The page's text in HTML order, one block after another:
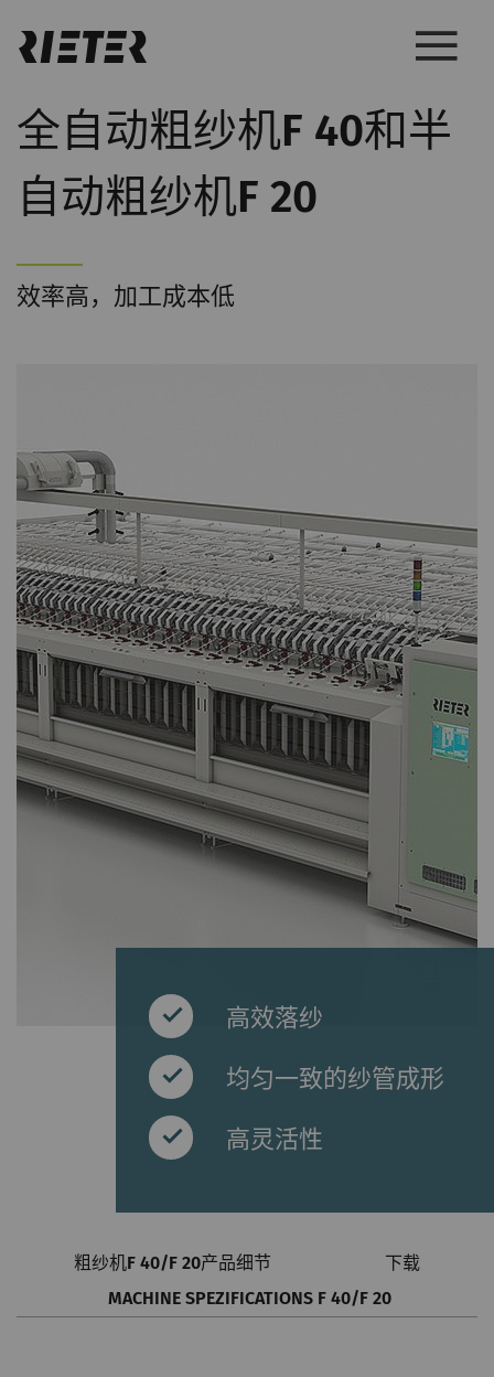
全自动粗纱机F 40和半
自动粗纱机F 20
效率高，加工成本低
高效落纱
均匀一致的纱管成形
高灵活性
粗纱机F 40/F 20产品细节
下载
MACHINE SPEZIFICATIONS F 40/F 20